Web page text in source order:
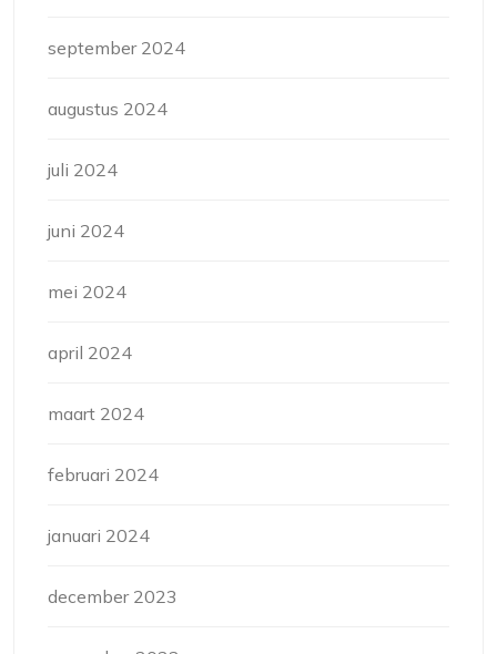
september 2024
augustus 2024
juli 2024
juni 2024
mei 2024
april 2024
maart 2024
februari 2024
januari 2024
december 2023